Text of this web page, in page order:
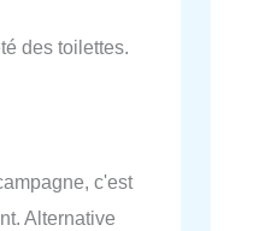
des toilettes.
c'est
Alternative